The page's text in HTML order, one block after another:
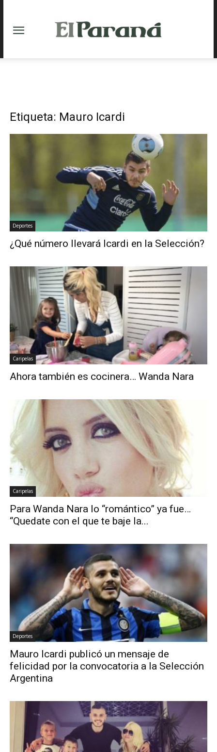
Etiqueta: Mauro Icardi
Deportes
¿Qué número llevará Icardi en la Selección?
Caripelas
Ahora también es cocinera… Wanda Nara
Caripelas
Para Wanda Nara lo “romántico” ya fue…
“Quedate con el que te baje la...
Deportes
Mauro Icardi publicó un mensaje de
felicidad por la convocatoria a la Selección
Argentina